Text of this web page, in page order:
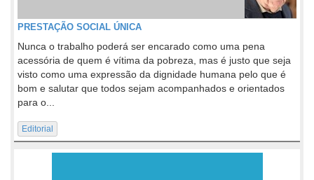
PRESTAÇÃO SOCIAL ÚNICA
Nunca o trabalho poderá ser encarado como uma pena
acessória de quem é vítima da pobreza, mas é justo que seja
visto como uma expressão da dignidade humana pelo que é
bom e salutar que todos sejam acompanhados e orientados
para o...
Editorial